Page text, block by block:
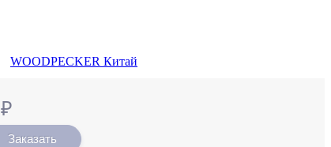
WOODPECKER Китай
₽
Заказать